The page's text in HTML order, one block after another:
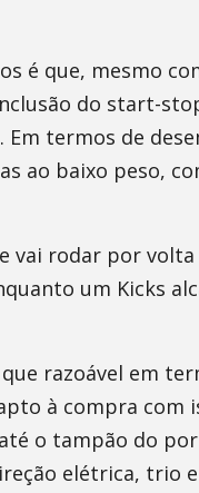
é que, mesmo
do start-
termos de
ao baixo peso,
vai rodar por
um Kicks
razoável em
à compra com
o tampão do
elétrica, trio